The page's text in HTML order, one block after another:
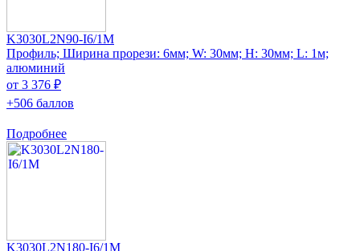
K3030L2N90-I6/1M
Профиль; Ширина прорези: 6мм; W: 30мм; H: 30мм; L: 1м;
алюминий
от 3 376 ₽
+506 баллов
Подробнее
K3030L2N180-I6/1M